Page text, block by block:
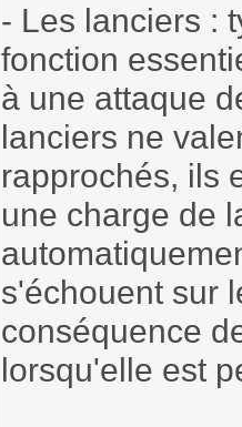
- Les lanciers :
fonction
à une attaque
lanciers ne
rapprochés, ils
une charge de
s'échouent sur
conséquence
lorsqu'elle est